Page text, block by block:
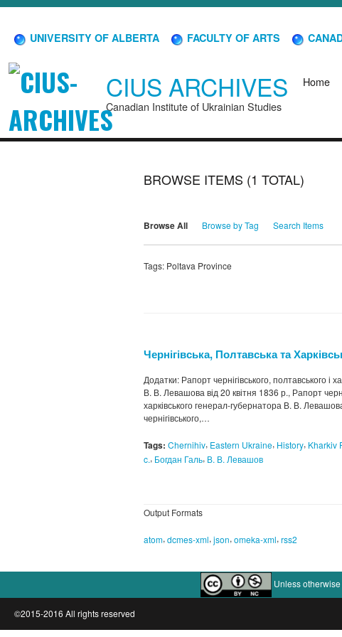
UNIVERSITY OF ALBERTA FACULTY OF ARTS
CIUS ARCHIVES
Canadian Institute of Ukrainian Studies
Home
BROWSE ITEMS (1 TOTAL)
Browse All Browse by Tag Search Items
Tags: Poltava Province
Чернігівська, Полтавська та
Додатки: Рапорт чернігівського, полтавського і
В. В. Левашова від 20 квітня 1836 р., Рапорт
харківського генерал-губернатора В. В.
чернігівського,…
Tags: Chernihiv, Eastern Ukraine, History, Kharkiv
c., Богдан Галь, В. В. Левашов
Output Formats
atom, dcmes-xml, json, omeka-xml, rss2
Unless
©2015-2016 All rights reserved